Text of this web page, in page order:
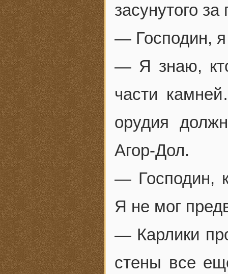
засунутого
— Господин,
— Я знаю,
части
орудия
Агор-Дол.
— Господин,
Я не мог
— Карлики
стены все